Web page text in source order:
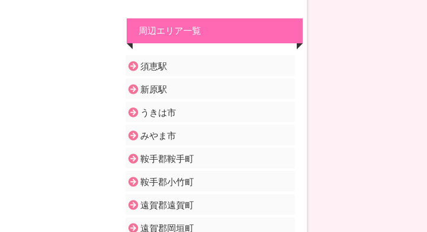
周辺エリア一覧
須恵駅
新原駅
うきは市
みやま市
鞍手郡鞍手町
鞍手郡小竹町
遠賀郡遠賀町
遠賀郡岡垣町